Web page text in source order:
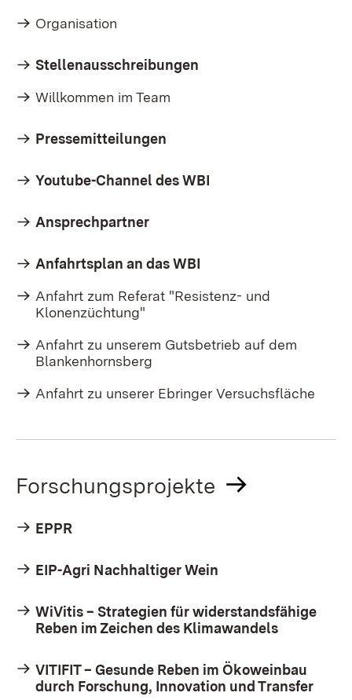
Organisation
Stellenausschreibungen
Willkommen im Team
Pressemitteilungen
Youtube-Channel des WBI
Ansprechpartner
Anfahrtsplan an das WBI
Anfahrt zum Referat "Resistenz- und
Klonenzüchtung"
Anfahrt zu unserem Gutsbetrieb auf dem
Blankenhornsberg
Anfahrt zu unserer Ebringer Versuchsfläche
Forschungsprojekte
EPPR
EIP-Agri Nachhaltiger Wein
WiVitis – Strategien für widerstandsfähige
Reben im Zeichen des Klimawandels
VITIFIT – Gesunde Reben im Ökoweinbau
durch Forschung, Innovation und Transfer